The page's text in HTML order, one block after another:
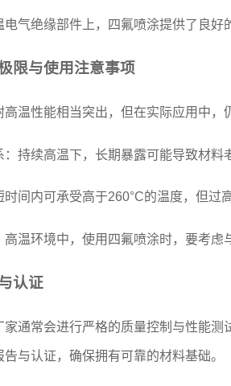
气绝缘部件上，四氟喷涂提供了良好
限与使用注意事项
温性能相当突出，但在实际应用中，
持续高温下，长期暴露可能导致材料
间内可承受高于260°C的温度，但过
温环境中，使用四氟喷涂时，要考虑
认证
家通常会进行严格的质量控制与性能
与认证，确保拥有可靠的材料基础。